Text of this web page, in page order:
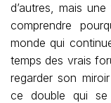
d’autres, mais
comprendre
monde qui
temps des vrais
regarder son
ce double qui se